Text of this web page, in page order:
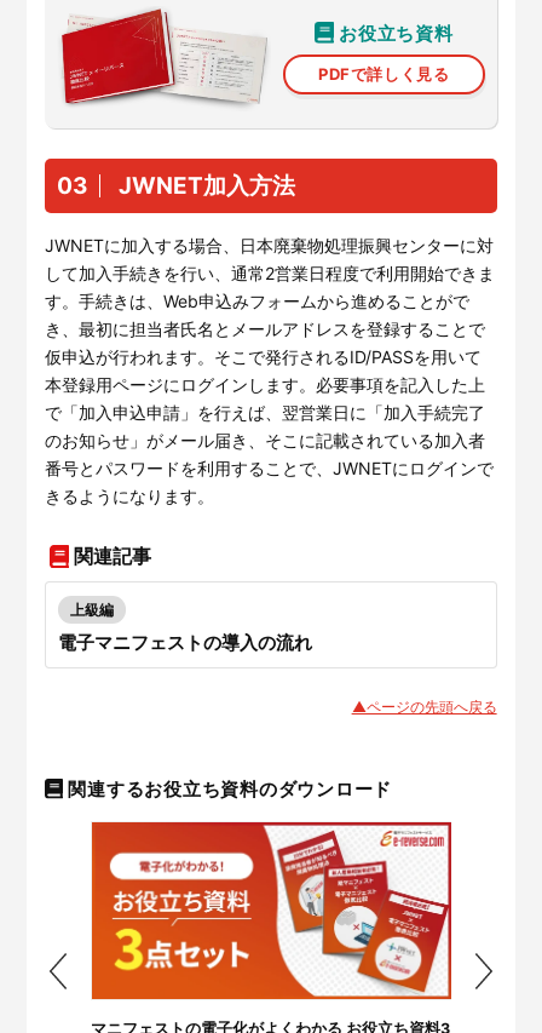
お役立ち資料
PDFで詳しく見る
03 JWNET加入方法
JWNETに加入する場合、日本廃棄物処理振興センターに対
して加入手続きを行い、通常2営業日程度で利用開始できま
す。手続きは、Web申込みフォームから進めることがで
き、最初に担当者氏名とメールアドレスを登録することで
仮申込が行われます。そこで発行されるID/PASSを用いて
本登録用ページにログインします。必要事項を記入した上
で「加入申込申請」を行えば、翌営業日に「加入手続完了
のお知らせ」がメール届き、そこに記載されている加入者
番号とパスワードを利用することで、JWNETにログインで
きるようになります。
関連記事
上級編
電子マニフェストの導入の流れ
▲ページの先頭へ戻る
関連するお役立ち資料のダウンロード
マニフェストの電子化がよくわかる お役立ち資料3
担当者必見！
く解説しております。ぜひご覧ください。